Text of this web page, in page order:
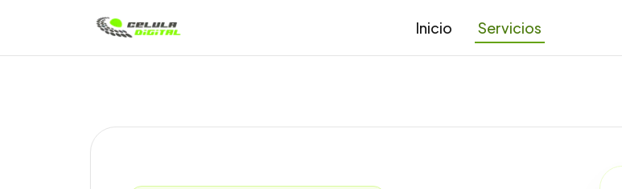
Célula Digital Inicio Servicios